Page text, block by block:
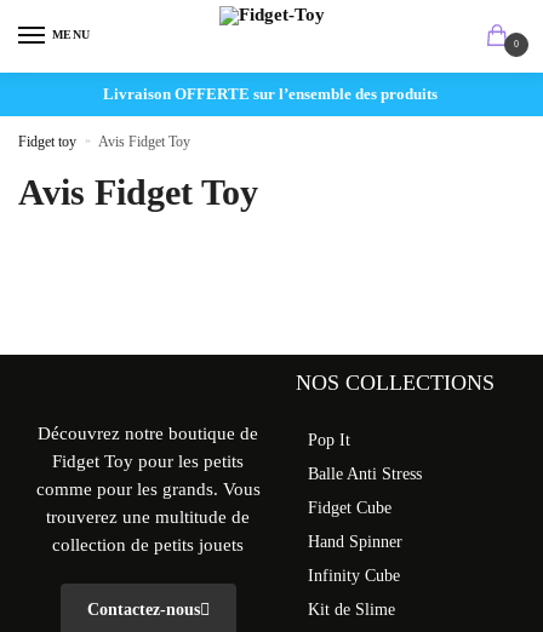
MENU
0
Livraison OFFERTE sur l’ensemble des produits
Fidget toy » Avis Fidget Toy
Avis Fidget Toy
Découvrez notre boutique de
Fidget Toy pour les petits
comme pour les grands. Vous
trouverez une multitude de
collection de petits jouets
Contactez-nous
NOS COLLECTIONS
Pop It
Balle Anti Stress
Fidget Cube
Hand Spinner
Infinity Cube
Kit de Slime